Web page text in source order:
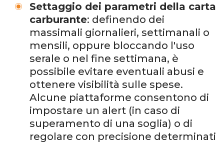
Settaggio dei parametri della carta
carburante: definendo dei
massimali giornalieri, settimanali o
mensili, oppure bloccando l'uso
serale o nel fine settimana, è
possibile evitare eventuali abusi e
ottenere visibilità sulle spese.
Alcune piattaforme consentono di
impostare un alert (in caso di
superamento di una soglia) o di
regolare con precisione determinati